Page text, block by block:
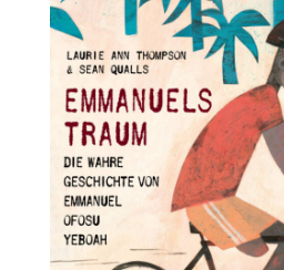
Buchautor*in: Laurie Ann
Illustrator*in:
Sean Qualls
Übersetzer*in:Dayan
Verlag:Gratitude Verlag
Genre:
Bilderbuch
Typ:Gebunden
Seiten:
978-3-982076-85-0